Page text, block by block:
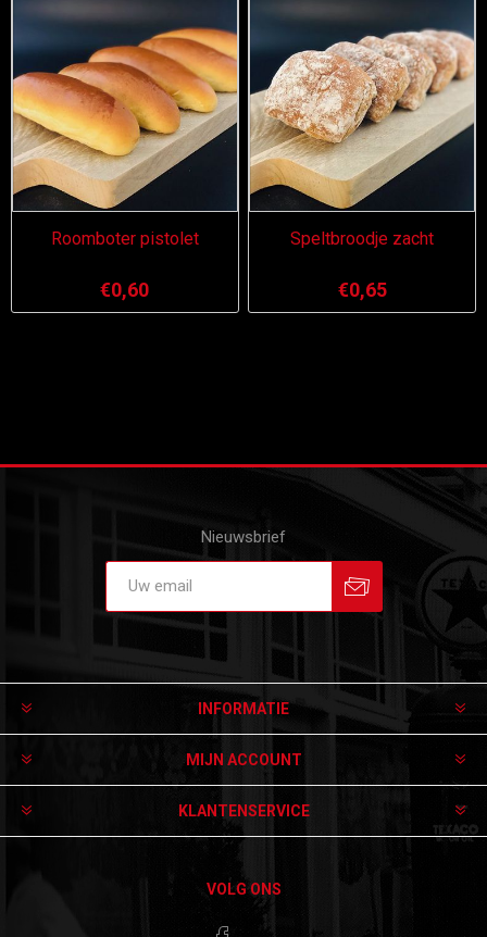
Roomboter pistolet
€0,60
Speltbroodje zacht
€0,65
Nieuwsbrief
INFORMATIE
MIJN ACCOUNT
KLANTENSERVICE
VOLG ONS